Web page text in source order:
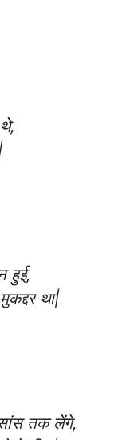
हुई,
था|
सांस तक लेंगे,